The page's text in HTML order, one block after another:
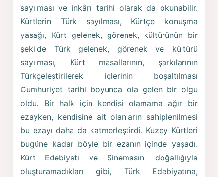
sayılması ve inkârı tarihi olarak da okunabilir.
Kürtlerin Türk sayılması, Kürtçe konuşma
yasağı, Kürt gelenek, görenek, kültürünün bir
şekilde Türk gelenek, görenek ve kültürü
sayılması, Kürt masallarının, şarkılarının
Türkçeleştirilerek içlerinin boşaltılması
Cumhuriyet tarihi boyunca ola gelen bir olgu
oldu. Bir halk için kendisi olamama ağır bir
ezayken, kendisine ait olanların sahiplenilmesi
bu ezayı daha da katmerleştirdi. Kuzey Kürtleri
bugüne kadar böyle bir ezanın içinde yaşadı.
Kürt Edebiyatı ve Sinemasını doğallığıyla
oluşturamadıkları gibi, Türk Edebiyatına,